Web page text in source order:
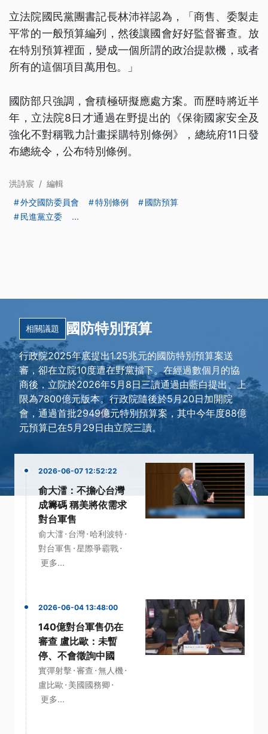
立法院國民黨團書記長林沛祥認為，「商售、委製走
平常的一般預算編列，然後讓國會好好監督審查。放
在特別預算裡面，變成一個所謂的政治提款機，或者
所有的這個項目萬用包。」
國防部只強調，會積極研擬應處方案。而歷時將近半
年，立法院8日才通過在野提出的《保衛國家安全及
強化不對稱戰力計畫採購特別條例》，總統府11日發
布總統令，公布特別條例。
洪詩宸 / 編輯
外交國防委員會
特別條例
國防預算
民進黨立委
...
相關議題 國防特別預算
行政院2025年底提出1.25兆元的國防特別預算案送
審，卻在立院10度遭在野黨擋下。在經過數個月的協
商後，立院於2026年5月8日三讀通過由藍白提出、上
限為7800億元版本。行政院隨後於5月20日加開院
會，通過首批2949億元特別預算案，其中今年度88億
元預算已在5月29日由立院三讀。
2026-06-07 12:52:22
俞大㵢：不擔心台灣
成籌碼 稱美將依需求
對台軍售
俞大㵢· 台灣· 哈利波特·
對台軍售 ·星際爭霸戰·
更多...
2026-06-04 13:48:00
140億對台軍售仍在
審查 盧比歐：未暫
停、不會徵詢中國
實彈射擊 · 審查 ·無人機 ·
盧比歐 · 美國國務卿 ·
更多...